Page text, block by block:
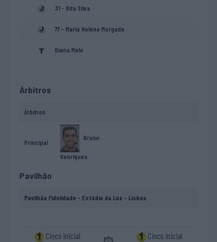
31 - Rita Silva
77 - Maria Helena Morgado
Diana Melo
Árbitros
Árbitros
Principal
Bruno
Henriques
Pavilhão
Pavilhão Fidelidade - Estádio da Luz - Lisboa
Cinco inicial
Cinco inicial